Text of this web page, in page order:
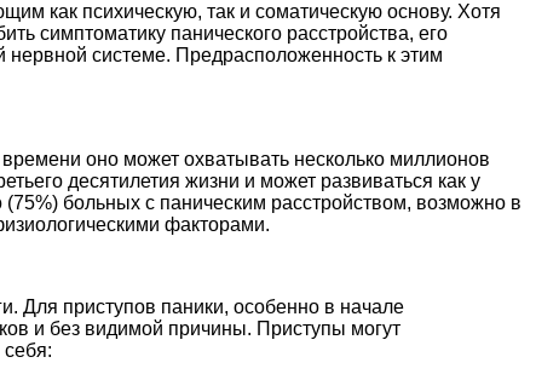
как психическую, так и соматическую основу. Хотя
симптоматику панического расстройства, его
системе. Предрасположенность к этим
оно может охватывать несколько миллионов
десятилетия жизни и может развиваться как у
больных с паническим расстройством, возможно в
факторами.
Для приступов паники, особенно в начале
и без видимой причины. Приступы могут